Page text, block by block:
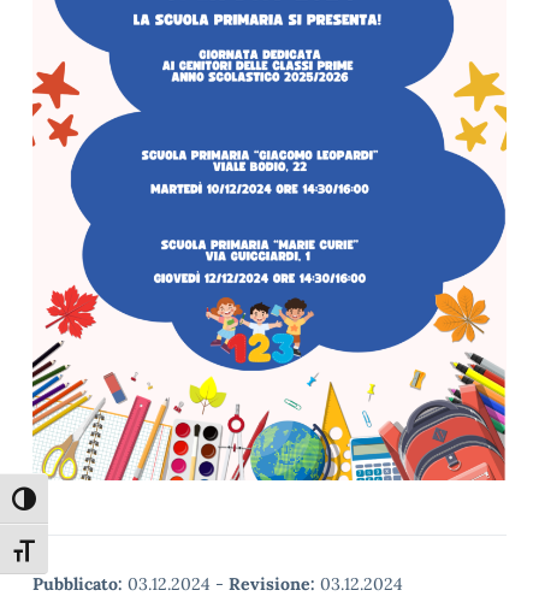
Attiva/disattiva alto contrasto
Attiva/disattiva dimensione testo
Pubblicato: 03.12.2024 - Revisione: 03.12.2024